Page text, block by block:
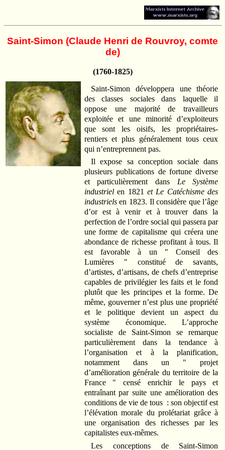
Saint-Simon (Claude Henri de Rouvroy, comte
de)
(1760-1825)
Saint-Simon développera une théorie
des classes sociales dans laquelle il
oppose une majorité de travailleurs
exploitée et une minorité d’exploiteurs
que sont les oisifs, les propriétaires-
rentiers et plus généralement tous ceux
qui n’entreprennent pas.
Il expose sa conception sociale dans
plusieurs publications de fortune diverse
et particulièrement dans Le Système
industrielen 1821 et Le Catéchisme des
industrielsen 1823. Il considère que l’âge
d’or est à venir et à trouver dans la
perfection de l’ordre social qui passera par
une forme de capitalisme qui créera une
abondance de richesse profitant à tous. Il
est favorable à un " Conseil des
Lumières " constitué de savants,
d’artistes, d’artisans, de chefs d’entreprise
capables de privilégier les faits et le fond
plutôt que les principes et la forme. De
même, gouverner n’est plus une propriété
et le politique devient un aspect du
système économique. L’approche
socialiste de Saint-Simon se remarque
particulièrement dans la tendance à
l’organisation et à la planification,
notamment dans un " projet
d’amélioration générale du territoire de la
France " censé enrichir le pays et
entraînant par suite une amélioration des
conditions de vie de tous : son objectif est
l’élévation morale du prolétariat grâce à
une organisation des richesses par les
capitalistes eux-mêmes.
Les conceptions de Saint-Simon